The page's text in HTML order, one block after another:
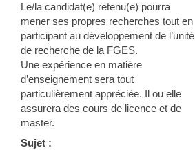
Le/la candidat(e) retenu(e) pourra
mener ses propres recherches tout en
participant au développement de l’unité
de recherche de la FGES.
Une expérience en matière
d’enseignement sera tout
particulièrement appréciée. Il ou elle
assurera des cours de licence et de
master.
Sujet :